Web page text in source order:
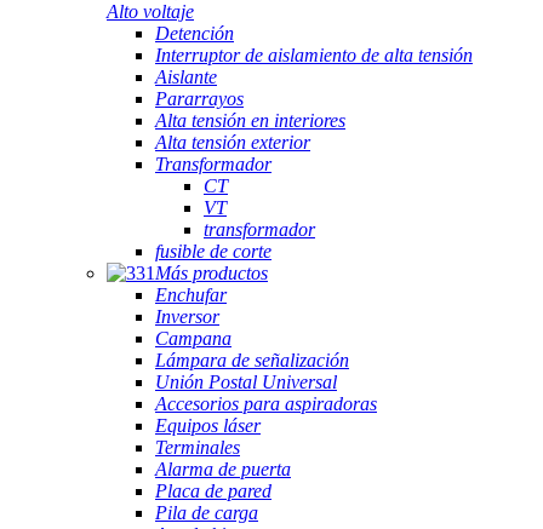
Alto voltaje
Detención
Interruptor de aislamiento de alta tensión
Aislante
Pararrayos
Alta tensión en interiores
Alta tensión exterior
Transformador
CT
VT
transformador
fusible de corte
Más productos
Enchufar
Inversor
Campana
Lámpara de señalización
Unión Postal Universal
Accesorios para aspiradoras
Equipos láser
Terminales
Alarma de puerta
Placa de pared
Pila de carga